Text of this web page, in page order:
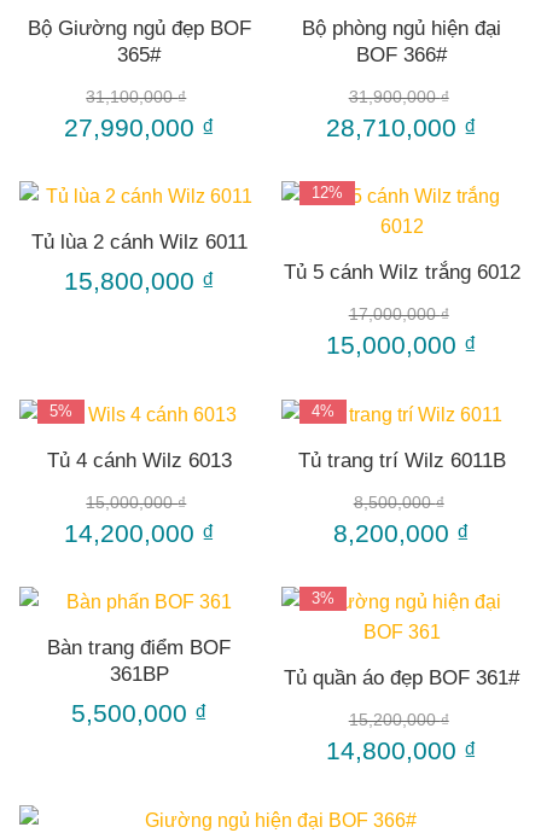
Bộ Giường ngủ đẹp BOF
365#
31,100,000₫
27,990,000 ₫
Bộ phòng ngủ hiện đại
BOF 366#
31,900,000₫
28,710,000 ₫
Tủ lùa 2 cánh Wilz 6011
15,800,000 ₫
12%
Tủ 5 cánh Wilz trắng 6012
17,000,000₫
15,000,000 ₫
5%
Tủ 4 cánh Wilz 6013
15,000,000₫
14,200,000 ₫
4%
Tủ trang trí Wilz 6011B
8,500,000₫
8,200,000 ₫
Bàn trang điểm BOF
361BP
5,500,000 ₫
3%
Tủ quần áo đẹp BOF 361#
15,200,000₫
14,800,000 ₫